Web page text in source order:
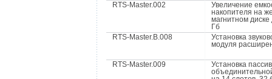
RTS-Master.002
Увеличение
накопителя на
магнитном диске
Гб
RTS-Master.B.008
Установка
модуля
RTS-Master.009
Установка